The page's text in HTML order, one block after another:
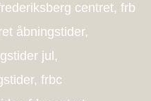
centret, frb
åbningstider,
jul,
frbc